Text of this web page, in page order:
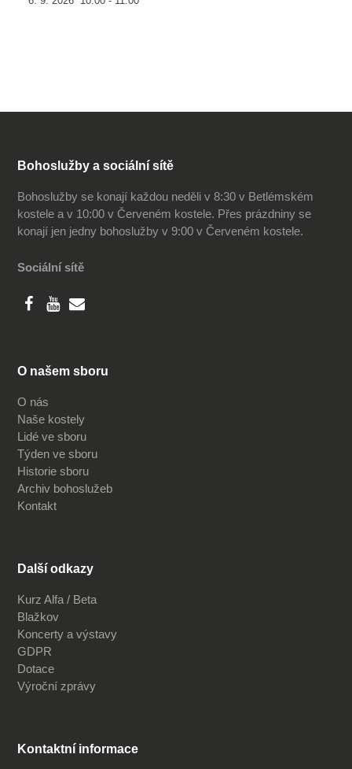
Bohoslužby a sociální sítě
Bohoslužby se konají každou neděli v 8:30 v Betlémském
kostele a v 10:00 v Červeném kostele. Přes prázdniny se
konají jen jedny bohoslužby v 9:00 v Červeném kostele.
Sociální sítě
O našem sboru
O nás
Naše kostely
Lidé ve sboru
Týden ve sboru
Historie sboru
Archiv bohoslužeb
Kontakt
Další odkazy
Kurz Alfa / Beta
Blažkov
Koncerty a výstavy
GDPR
Dotace
Výroční zprávy
Kontaktní informace